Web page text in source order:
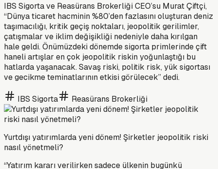
IBS Sigorta ve Reasürans Brokerliği CEO’su Murat Çiftçi,
“Dünya ticaret hacminin %80’den fazlasını oluşturan deniz
taşımacılığı, kritik geçiş noktaları, jeopolitik gerilimler,
çatışmalar ve iklim değişikliği nedeniyle daha kırılgan
hale geldi. Önümüzdeki dönemde sigorta primlerinde çift
haneli artışlar en çok jeopolitik riskin yoğunlaştığı bu
hatlarda yaşanacak. Savaş riski, politik risk, yük sigortası
ve gecikme teminatlarının etkisi görülecek” dedi.
IBS Sigorta Reasürans Brokerliği
Yurtdışı yatırımlarda yeni dönem! Şirketler jeopolitik riski
nasıl yönetmeli?
“Yatırım kararı verilirken sadece ülkenin bugünkü